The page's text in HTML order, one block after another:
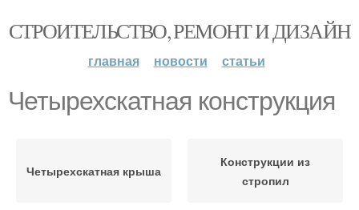
СТРОИТЕЛЬСТВО, РЕМОНТ И ДИЗАЙН
главная новости статьи
Четырехскатная конструкция
Четырехскатная крыша
Конструкции из
стропил